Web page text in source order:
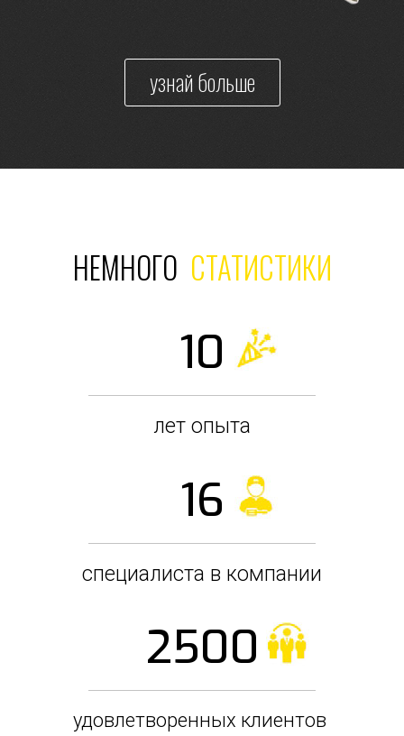
узнай больше
НЕМНОГО СТАТИСТИКИ
10
лет опыта
16
специалиста в компании
2500
удовлетворенных клиентов